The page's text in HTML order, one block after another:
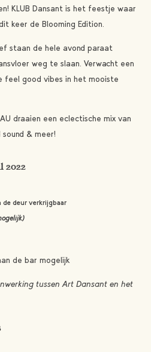
KLUB Dansant is het feestje waar
keer de Blooming Edition.
staan de hele avond paraat
weg te slaan. Verwacht een
feel good vibes in het mooiste
draaien een eclectische mix van
& meer!
2022
deur verkrijgbaar
de bar mogelijk
tussen Art Dansant en het